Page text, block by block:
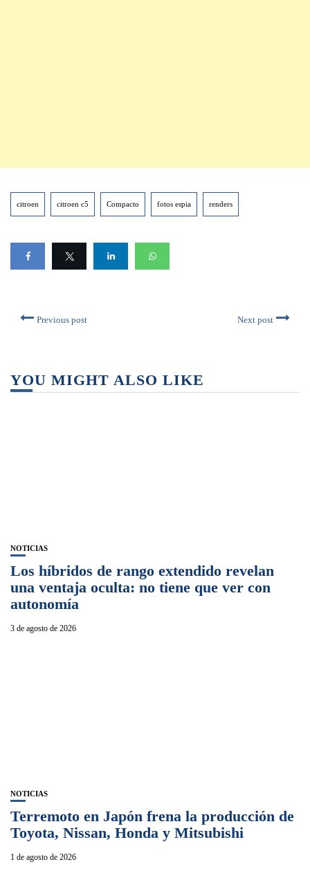
citroen citroen c5 Compacto fotos espia renders
Previous post Next post
YOU MIGHT ALSO LIKE
NOTICIAS
Los híbridos de rango extendido revelan
una ventaja oculta: no tiene que ver con
autonomía
3 de agosto de 2026
NOTICIAS
Terremoto en Japón frena la producción de
Toyota, Nissan, Honda y Mitsubishi
1 de agosto de 2026